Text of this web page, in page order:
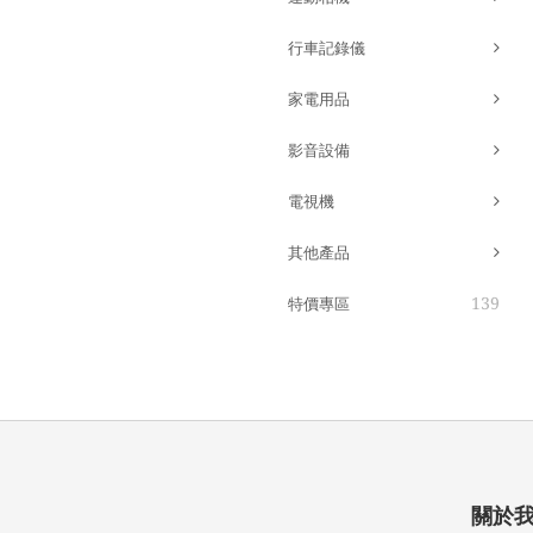
行車記錄儀
家電用品
影音設備
電視機
其他產品
特價專區 139
關於